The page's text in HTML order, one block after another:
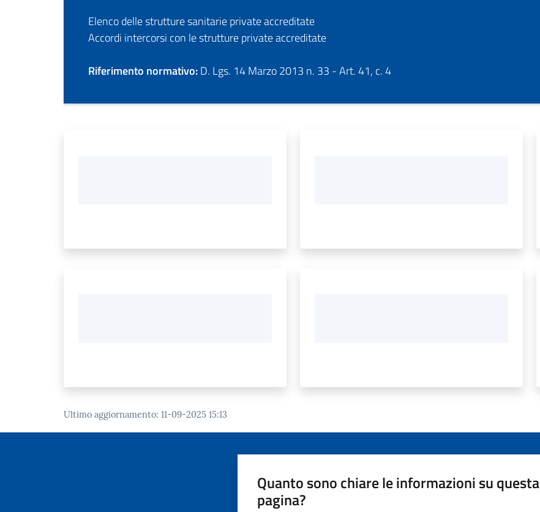
Elenco delle strutture sanitarie private accreditate
Accordi intercorsi con le strutture private accreditate
Riferimento normativo:D. Lgs. 14 Marzo 2013 n. 33 - Art. 41, c. 4
Ultimo aggiornamento: 11-09-2025 15:13
Quanto sono chiare le informazioni su questa
pagina?